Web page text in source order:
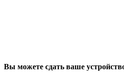
Вы можете сдать ваше